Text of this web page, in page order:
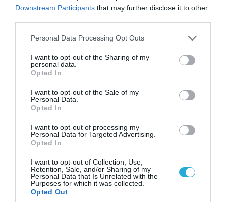
Downstream Participants that may further disclose it to other
Please note that this website/app uses one or more Google
not limited to your visit or usage behaviour. You may click to
grant or deny consent to Google and its third-party tags to
use your data for below specified purposes in below Google
consent section.
Personal Data Processing Opt Outs
I want to opt-out of the Sharing of my
personal data.
Opted In
I want to opt-out of the Sale of my
Personal Data.
Opted In
I want to opt-out of processing my
Personal Data for Targeted Advertising.
Opted In
I want to opt-out of Collection, Use,
Retention, Sale, and/or Sharing of my
Personal Data that Is Unrelated with the
Purposes for which it was collected.
Opted Out
08.08.2026 | 18:02
Σ.Αραβίας & Πακιστάν θα πολεμήσουν Ριάντ και
Ισλαμαμπάντ κατά της Ελλάδας!